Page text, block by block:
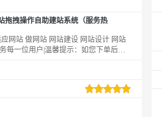
拖拽操作自助建站系统（服务热
网站 做网站 网站建设 网站设计 网站
每一位用户|温馨提示：如您下单后无
免登）】→查看已购买产品（如遇问